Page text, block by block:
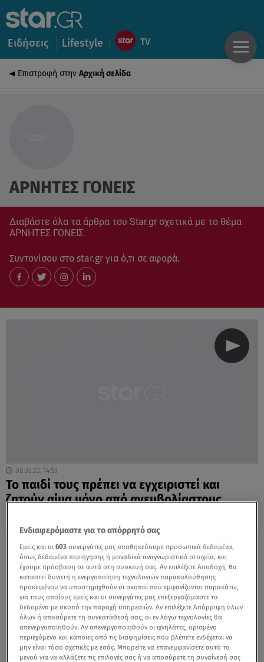
Ειδήσεις Lifestyle
Επιστροφή στην Αρχική σελίδα
ΑΡΝΗΤΕΣ ΓΟΝΕΙΣ
Διαβάστε όλα τα άρθρα του Star.gr σχετικά με το θέμα
ΑΡΝΗΤΕΣ ΓΟΝΕΙΣ
Συντονίσου στο star.gr για ό,τι σε αφορά.
08.02.22, 14:53
Το παιδί τους πρέπει να εγχειριστεί και
ζητούν αίμα μόνο από ανεμβολίαστους
Ενδιαφερόμαστε για το απόρρητό σας
Εμείς και οι603 συνεργάτες μας αποθηκεύουμε προσωπικά δεδομένα,
όπως δεδομένα περιήγησης ή μοναδικά αναγνωριστικά στοιχεία, και
έχουμε πρόσβαση σε αυτά στη συσκευή σας. Αν επιλέξετε Αποδοχή, θα
καταστεί δυνατή η ενεργοποίηση τεχνολογιών παρακολούθησης
προκειμένου να υποστηριχθούν οι σκοποί που εμφανίζονται παρακάτω,
για τους οποίους εμείς και οι συνεργάτες μας επεξεργαζόμαστε τα
δεδομένα με σκοπό την παροχή υπηρεσιών. Αν επιλέξετε Απόρριψη όλων
όλων ή αποσύρετε τη συγκατάθεσή σας, οι εν λόγω τεχνολογίες θα
απενεργοποιηθούν. Αν απενεργοποιηθούν οι ιχνηλάτες, ορισμένο
περιεχόμενο και κάποιες από τις διαφημίσεις που βλέπετε ενδέχεται να
μην είναι τόσο σχετικές με εσάς. Μπορείτε να επανεμφανίσετε αυτό το
μενού για να αλλάξετε τις επιλογές σας ή να αποσύρετε τη συναίνεσή σας